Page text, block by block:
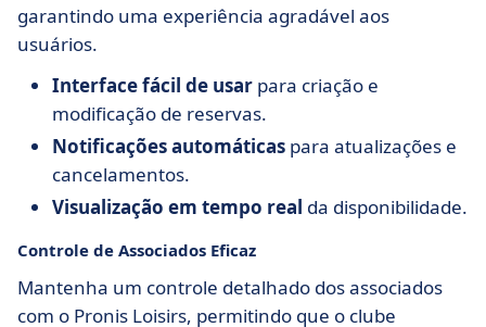
garantindo uma experiência agradável aos
usuários.
Interface fácil de usar para criação e
modificação de reservas.
Notificações automáticas para atualizações e
cancelamentos.
Visualização em tempo real da disponibilidade.
Controle de Associados Eficaz
Mantenha um controle detalhado dos associados
com o Pronis Loisirs, permitindo que o clube